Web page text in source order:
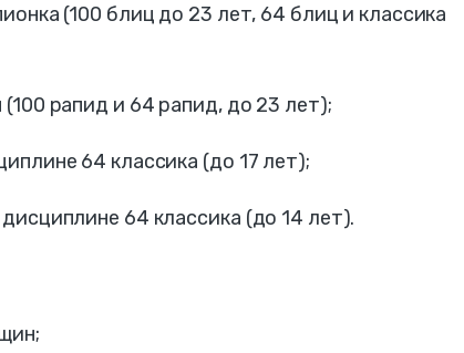
(100 блиц до 23 лет, 64 блиц и классика
рапид и 64 рапид, до 23 лет);
64 классика (до 17 лет);
64 классика (до 14 лет).